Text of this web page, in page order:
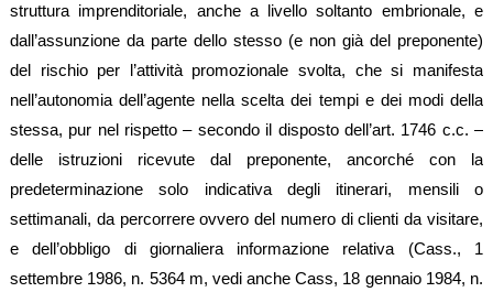
struttura imprenditoriale, anche a livello soltanto embrionale, e
dall’assunzione da parte dello stesso (e non già del preponente)
del rischio per l’attività promozionale svolta, che si manifesta
nell’autonomia dell’agente nella scelta dei tempi e dei modi della
stessa, pur nel rispetto – secondo il disposto dell’art. 1746 c.c. –
delle istruzioni ricevute dal preponente, ancorché con la
predeterminazione solo indicativa degli itinerari, mensili o
settimanali, da percorrere ovvero del numero di clienti da visitare,
e dell’obbligo di giornaliera informazione relativa (Cass., 1
settembre 1986, n. 5364 m, vedi anche Cass, 18 gennaio 1984, n.